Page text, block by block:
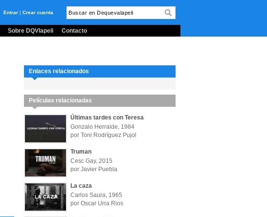
Entrar | Crear cuenta
Sobre DQVlapeli Contacto
Enlaces relacionados
Películas relacionadas
Últimas tardes con Teresa
Gonzalo Herralde, 1984
por Toni Rodríguez Pujol
Truman
Cesc Gay, 2015
por Javier Puebla
La caza
Carlos Saura, 1965
por Oscar Urra Rios